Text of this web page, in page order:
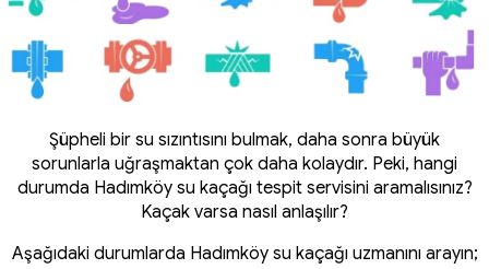
Şüpheli bir su sızıntısını bulmak, daha sonra büyük
sorunlarla uğraşmaktan çok daha kolaydır. Peki, hangi
durumda Hadımköy su kaçağı tespit servisini aramalısınız?
Kaçak varsa nasıl anlaşılır?
Aşağıdaki durumlarda Hadımköy su kaçağı uzmanını arayın;